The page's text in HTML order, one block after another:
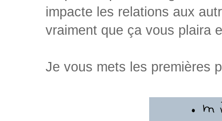
impacte les relations aux
vraiment que ça vous plaira
Je vous mets les premières